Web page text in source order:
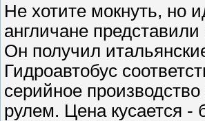
Не хотите мокнуть, но
англичане
Он получил
Гидроавтобус
серийное
рулем. Цена кусается -